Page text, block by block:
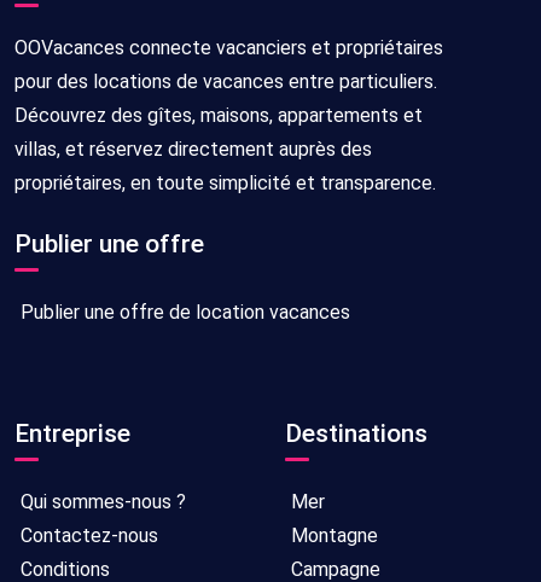
OOVacances connecte vacanciers et propriétaires
pour des locations de vacances entre particuliers.
Découvrez des gîtes, maisons, appartements et
villas, et réservez directement auprès des
propriétaires, en toute simplicité et transparence.
Publier une offre
Publier une offre de location vacances
Entreprise
Qui sommes-nous ?
Contactez-nous
Conditions
Destinations
Mer
Montagne
Campagne